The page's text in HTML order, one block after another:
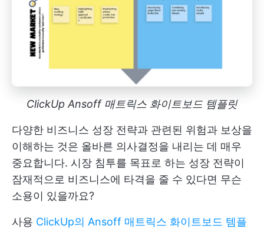
ClickUp Ansoff 매트릭스 화이트보드 템플릿
다양한 비즈니스 성장 전략과 관련된 위험과 보상을
이해하는 것은 올바른 의사결정을 내리는 데 매우
중요합니다. 시장 침투를 목표로 하는 성장 전략이
잠재적으로 비즈니스에 타격을 줄 수 있다면 무슨
소용이 있을까요?
사용 ClickUp의 Ansoff 매트릭스 화이트보드 템플